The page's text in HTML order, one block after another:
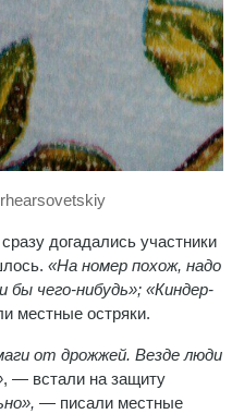
догадались участники
«На номер похож, надо
чего-нибудь»; «Киндер-
местные остряки.
от дрожжей. Везде люди
, — встали на защиту
— писали местные